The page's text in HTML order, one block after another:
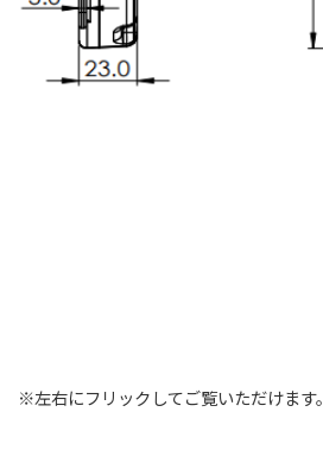
※左右にフリックしてご覧いただけます。